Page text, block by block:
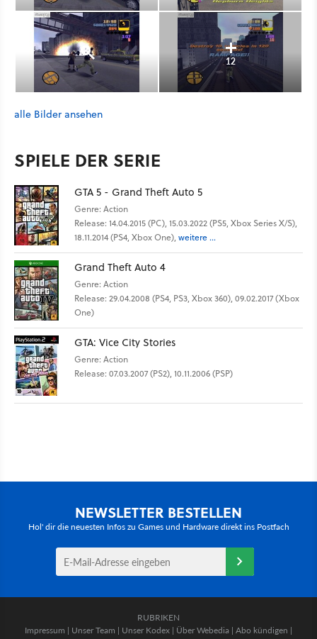
12
alle Bilder ansehen
SPIELE DER SERIE
GTA 5 - Grand Theft Auto 5
Genre: Action
Release: 14.04.2015 (PC), 15.03.2022 (PS5, Xbox Series X/S),
18.11.2014 (PS4, Xbox One), weitere ...
Grand Theft Auto 4
Genre: Action
Release: 29.04.2008 (PS4, PS3, Xbox 360), 09.02.2017 (Xbox
One)
GTA: Vice City Stories
Genre: Action
Release: 07.03.2007 (PS2), 10.11.2006 (PSP)
NEWSLETTER BESTELLEN
Hol' dir die neuesten Infos zu Games und Hardware direkt ins Postfach
RUBRIKEN
Impressum | Unser Team | Unser Kodex | Über Webedia | Abo kündigen |